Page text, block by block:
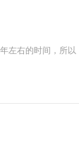
左右的时间，所以